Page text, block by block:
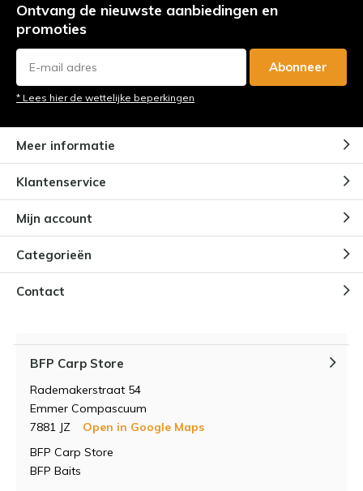
Ontvang de nieuwste aanbiedingen en
promoties
Abonneer
* Lees hier de wettelijke beperkingen
Meer informatie
Klantenservice
Mijn account
Categorieën
Contact
BFP Carp Store
Rademakerstraat 54
Emmer Compascuum
7881 JZ
Open in Google Maps
BFP Carp Store
BFP Baits